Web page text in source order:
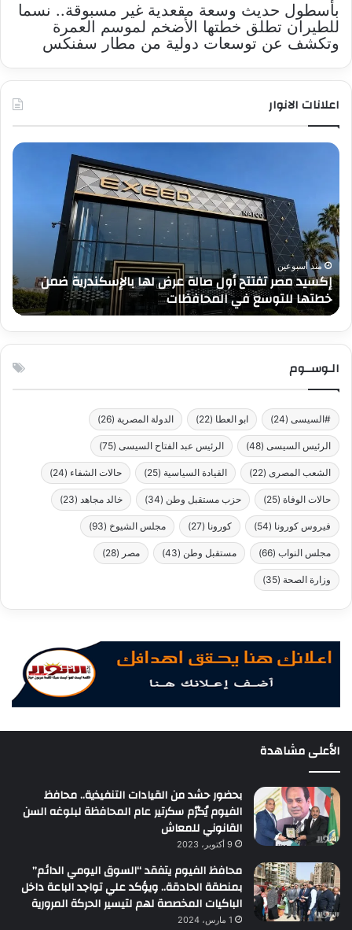
بأسطول حديث وسعة مقعدية غير مسبوقة.. نسما
للطيران تطلق خطتها الأضخم لموسم العمرة
وتكشف عن توسعات دولية من مطار سفنكس
اعلانات الانوار
إنجاز
وحدة
عالمياً:
ذروة
جديدة
لشركات
السيارات
الصينية
17 مايو، 2026
إنجاز تاريخي بشحن 170,000 وحدة عالمياً: ذروة جديدة
لشركات السيارات الصينية
الـوســوم
#السيسى (24) ابو العطا (22) الدولة المصرية (26)
الرئيس السيسى (48) الرئيس عبد الفتاح السيسى (75)
الشعب المصرى (22) القيادة السياسية (25) حالات الشفاء (24)
حالات الوفاة (25) حزب مستقبل وطن (34) خالد مجاهد (23)
فيروس كورونا (54) كورونا (27) مجلس الشيوخ (93)
مجلس النواب (66) مستقبل وطن (43) مصر (28)
وزارة الصحة (35)
الأعلى مشاهدة
بحضور حشد من القيادات التنفيذية.. محافظ
الفيوم يُكرّم سكرتير عام المحافظة لبلوغه السن
القانوني للمعاش
9 أكتوبر، 2023
محافظ الفيوم يتفقد “السوق اليومي الدائم”
بمنطقة الحادقة.. ويؤكد علي تواجد الباعة داخل
الباكيات المخصصة لهم لتيسير الحركة المرورية
1 مارس، 2024